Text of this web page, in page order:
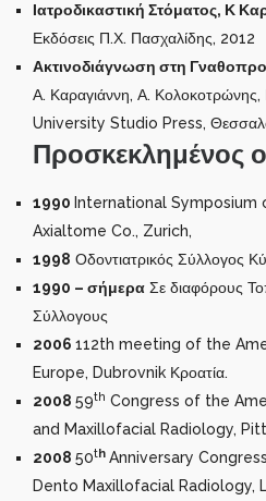
Ιατροδικαστική Στόματος, Κ
Εκδόσεις Π.Χ. Πασχαλίδης, 2012
Ακτινοδιάγνωση στη
Α. Καραγιάννη, Α. Κολοκοτρώνης,
University Studio Press,
Προσκεκλημένος
1990 International Symposium
Axialtome Co., Zurich,
1998 Οδοντιατρικός Σύλλογος
1990 – σήμερα Σε διαφόρους
Σύλλογους
2006 112th meeting of the
Europe, Dubrovnik Κροατία.
2008 59th Congress of the
and Maxillofacial Radiology,
2008 50th Anniversary
Dento Maxillofacial Radiology,